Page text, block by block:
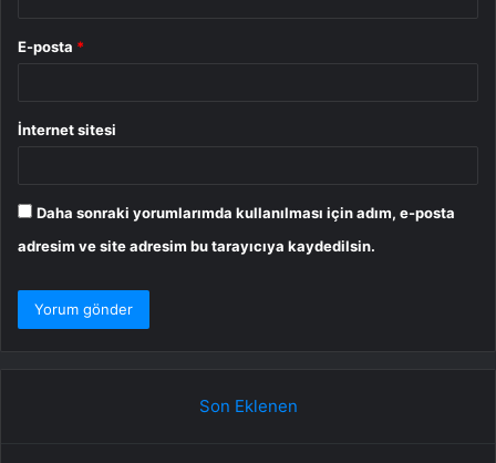
E-posta *
İnternet sitesi
Daha sonraki yorumlarımda kullanılması için adım, e-posta
adresim ve site adresim bu tarayıcıya kaydedilsin.
Son Eklenen